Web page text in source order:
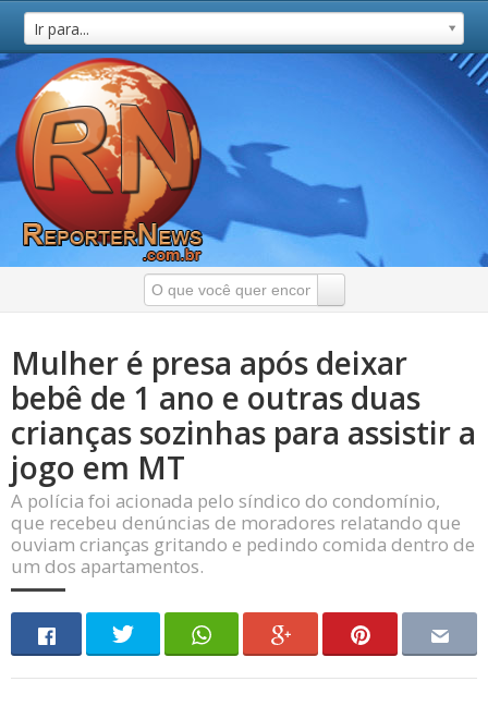
Ir para...
Mulher é presa após deixar
bebê de 1 ano e outras duas
crianças sozinhas para assistir a
jogo em MT
A polícia foi acionada pelo síndico do condomínio,
que recebeu denúncias de moradores relatando que
ouviam crianças gritando e pedindo comida dentro de
um dos apartamentos.